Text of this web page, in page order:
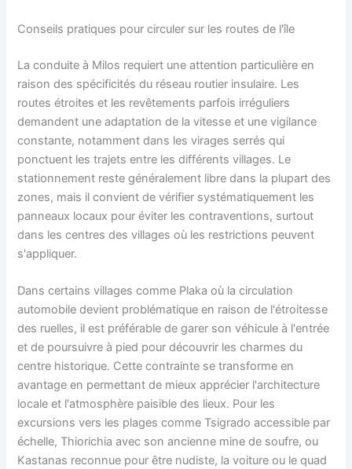
Conseils pratiques pour circuler sur les routes de l'île
La conduite à Milos requiert une attention particulière en
raison des spécificités du réseau routier insulaire. Les
routes étroites et les revêtements parfois irréguliers
demandent une adaptation de la vitesse et une vigilance
constante, notamment dans les virages serrés qui
ponctuent les trajets entre les différents villages. Le
stationnement reste généralement libre dans la plupart des
zones, mais il convient de vérifier systématiquement les
panneaux locaux pour éviter les contraventions, surtout
dans les centres des villages où les restrictions peuvent
s'appliquer.
Dans certains villages comme Plaka où la circulation
automobile devient problématique en raison de l'étroitesse
des ruelles, il est préférable de garer son véhicule à l'entrée
et de poursuivre à pied pour découvrir les charmes du
centre historique. Cette contrainte se transforme en
avantage en permettant de mieux apprécier l'architecture
locale et l'atmosphère paisible des lieux. Pour les
excursions vers les plages comme Tsigrado accessible par
échelle, Thiorichia avec son ancienne mine de soufre, ou
Kastanas reconnue pour être nudiste, la voiture ou le quad